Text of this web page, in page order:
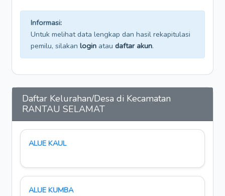
Informasi:
Untuk melihat data lengkap dan hasil rekapitulasi
pemilu, silakan login atau daftar akun.
Daftar Kelurahan/Desa di Kecamatan
RANTAU SELAMAT
ALUE KAUL
ALUE KUMBA